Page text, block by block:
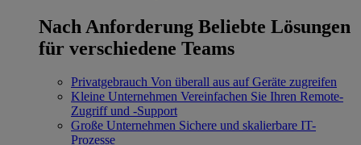
Nach Anforderung Beliebte Lösungen
für verschiedene Teams
Privatgebrauch Von überall aus auf Geräte zugreifen
Kleine Unternehmen Vereinfachen Sie Ihren Remote-
Zugriff und -Support
Große Unternehmen Sichere und skalierbare IT-
Prozesse